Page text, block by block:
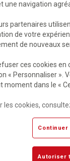
Retour
une navigation
partenaires
de votre
de nouveaux
ces cookies
« Personnaliser ».
dans le «
les cookies,
Autoriser